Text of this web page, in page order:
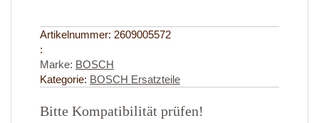
Artikelnummer: 2609005572
:
Marke: BOSCH
Kategorie: BOSCH Ersatzteile
Bitte Kompatibilität prüfen!